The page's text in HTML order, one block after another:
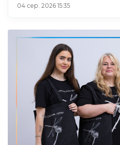
04 сер. 2026 15:35